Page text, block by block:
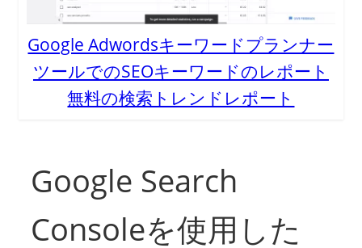
Google Adwordsキーワードプランナー
ツールでのSEOキーワードのレポート
無料の検索トレンドレポート
Google Search
Consoleを使用した